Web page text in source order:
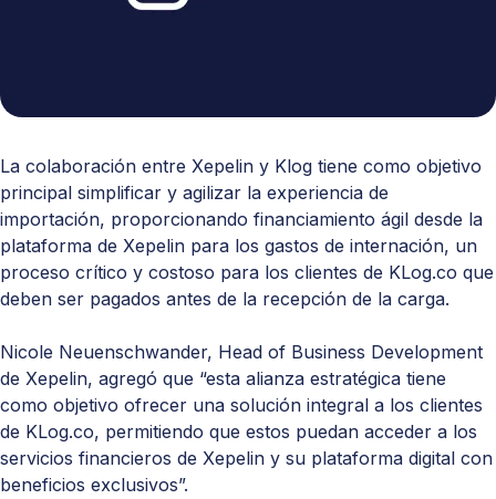
La colaboración entre Xepelin y Klog tiene como objetivo
principal simplificar y agilizar la experiencia de
importación, proporcionando financiamiento ágil desde la
plataforma de Xepelin para los gastos de internación, un
proceso crítico y costoso para los clientes de KLog.co que
deben ser pagados antes de la recepción de la carga.
Nicole Neuenschwander, Head of Business Development
de Xepelin, agregó que “esta alianza estratégica tiene
como objetivo ofrecer una solución integral a los clientes
de KLog.co, permitiendo que estos puedan acceder a los
servicios financieros de Xepelin y su plataforma digital con
beneficios exclusivos”.